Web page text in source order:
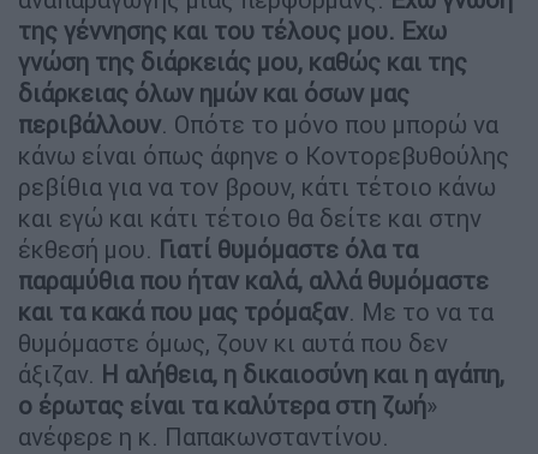
της γέννησης και του τέλους μου. Εχω
γνώση της διάρκειάς μου, καθώς και της
διάρκειας όλων ημών και όσων μας
περιβάλλουν. Οπότε το μόνο που μπορώ να
κάνω είναι όπως άφηνε ο Κοντορεβυθούλης
ρεβίθια για να τον βρουν, κάτι τέτοιο κάνω
και εγώ και κάτι τέτοιο θα δείτε και στην
έκθεσή μου. Γιατί θυμόμαστε όλα τα
παραμύθια που ήταν καλά, αλλά θυμόμαστε
και τα κακά που μας τρόμαξαν. Με το να τα
θυμόμαστε όμως, ζουν κι αυτά που δεν
άξιζαν. Η αλήθεια, η δικαιοσύνη και η αγάπη,
ο έρωτας είναι τα καλύτερα στη ζωή»
ανέφερε η κ. Παπακωνσταντίνου.